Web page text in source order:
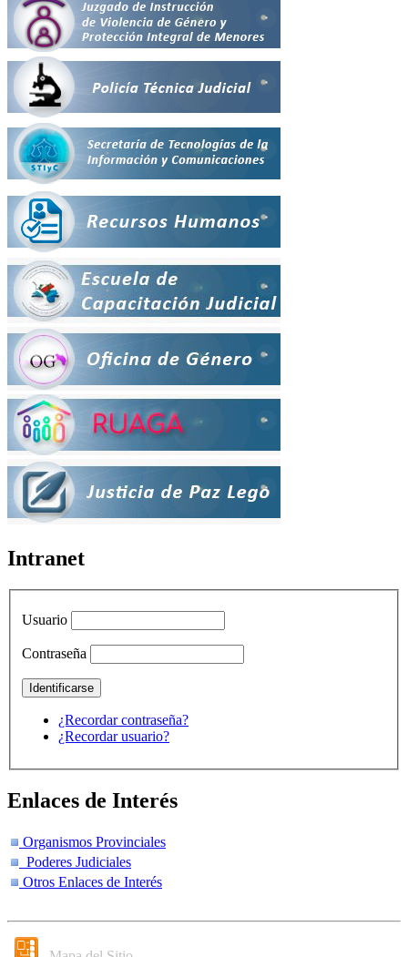
Intranet
Usuario
Contraseña
¿Recordar contraseña?
¿Recordar usuario?
Enlaces de Interés
Organismos Provinciales
Poderes Judiciales
Otros Enlaces de Interés